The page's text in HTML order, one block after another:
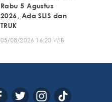
Rabu 5 Agustus
2026, Ada SLIS dan
TRUK
05/08/2026 16:20 WIB